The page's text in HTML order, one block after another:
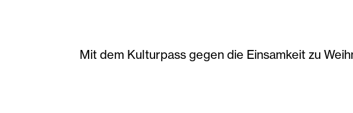
Mit dem Kulturpass gegen die Einsamkeit zu